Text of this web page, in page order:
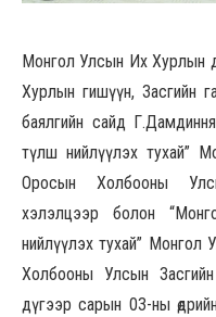
Монгол Улсын Их Хурлын
Хурлын гишүүн, Засгийн
баялгийн сайд
түлш нийлүүлэх тухай”
Оросын Холбооны
хэлэлцээр болон
нийлүүлэх тухай” Монгол
Холбооны Улсын
дүгээр сарын 03-ны өдрийн